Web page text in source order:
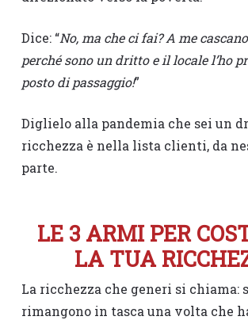
Dice: “No, ma che ci fai? A me
perché sono un dritto e il locale l’ho
posto di passaggio!”
Diglielo alla pandemia che sei un
ricchezza è nella lista clienti, da
parte.
LE 3 ARMI PER
LA TUA
La ricchezza che generi si chiama:
rimangono in tasca una volta che